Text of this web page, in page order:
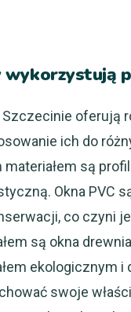
wykorzystują
oferują
ich do
są
Okna PVC
co czyni
są okna
ekologicznym
swoje